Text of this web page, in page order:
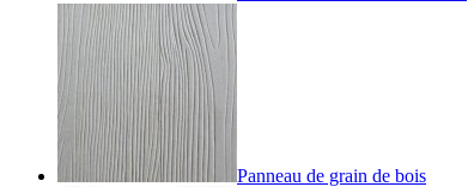
Panneau de grain de bois